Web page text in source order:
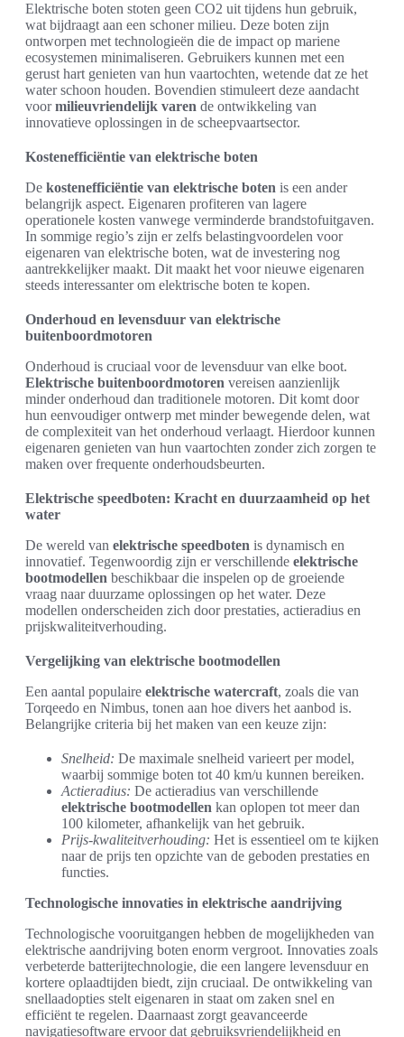
Elektrische boten stoten geen CO2 uit tijdens hun gebruik,
wat bijdraagt aan een schoner milieu. Deze boten zijn
ontworpen met technologieën die de impact op mariene
ecosystemen minimaliseren. Gebruikers kunnen met een
gerust hart genieten van hun vaartochten, wetende dat ze het
water schoon houden. Bovendien stimuleert deze aandacht
voormilieuvriendelijk varen de ontwikkeling van
innovatieve oplossingen in de scheepvaartsector.
Kostenefficiëntie van elektrische boten
De kostenefficiëntie van elektrische boten is een ander
belangrijk aspect. Eigenaren profiteren van lagere
operationele kosten vanwege verminderde brandstofuitgaven.
In sommige regio’s zijn er zelfs belastingvoordelen voor
eigenaren van elektrische boten, wat de investering nog
aantrekkelijker maakt. Dit maakt het voor nieuwe eigenaren
steeds interessanter om elektrische boten te kopen.
Onderhoud en levensduur van elektrische
buitenboordmotoren
Onderhoud is cruciaal voor de levensduur van elke boot.
Elektrische buitenboordmotoren vereisen aanzienlijk
minder onderhoud dan traditionele motoren. Dit komt door
hun eenvoudiger ontwerp met minder bewegende delen, wat
de complexiteit van het onderhoud verlaagt. Hierdoor kunnen
eigenaren genieten van hun vaartochten zonder zich zorgen te
maken over frequente onderhoudsbeurten.
Elektrische speedboten: Kracht en duurzaamheid op het
water
De wereld van elektrische speedboten is dynamisch en
innovatief. Tegenwoordig zijn er verschillende elektrische
bootmodellen beschikbaar die inspelen op de groeiende
vraag naar duurzame oplossingen op het water. Deze
modellen onderscheiden zich door prestaties, actieradius en
prijskwaliteitverhouding.
Vergelijking van elektrische bootmodellen
Een aantal populaire elektrische watercraft, zoals die van
Torqeedo en Nimbus, tonen aan hoe divers het aanbod is.
Belangrijke criteria bij het maken van een keuze zijn:
Snelheid: De maximale snelheid varieert per model,
waarbij sommige boten tot 40 km/u kunnen bereiken.
Actieradius: De actieradius van verschillende
elektrische bootmodellen kan oplopen tot meer dan
100 kilometer, afhankelijk van het gebruik.
Prijs-kwaliteitverhouding: Het is essentieel om te kijken
naar de prijs ten opzichte van de geboden prestaties en
functies.
Technologische innovaties in elektrische aandrijving
Technologische vooruitgangen hebben de mogelijkheden van
elektrische aandrijving boten enorm vergroot. Innovaties zoals
verbeterde batterijtechnologie, die een langere levensduur en
kortere oplaadtijden biedt, zijn cruciaal. De ontwikkeling van
snellaadopties stelt eigenaren in staat om zaken snel en
efficiënt te regelen. Daarnaast zorgt geavanceerde
navigatiesoftware ervoor dat gebruiksvriendelijkheid en